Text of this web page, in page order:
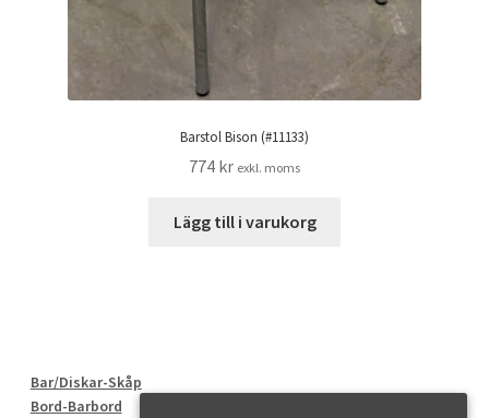
Barstol Bison (#11133)
774 kr exkl. moms
Lägg till i varukorg
Bar/Diskar-Skåp
Bord-Barbord